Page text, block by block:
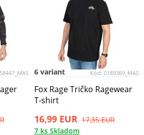
Kód: 0189369_MAS
6 variant
Fox Rage Tričko Ragewear
T-shirt
16,99 EUR 17,35 EUR
7 ks Skladom